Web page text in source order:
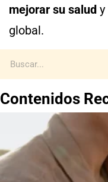
mejorar su salud
global.
Contenidos